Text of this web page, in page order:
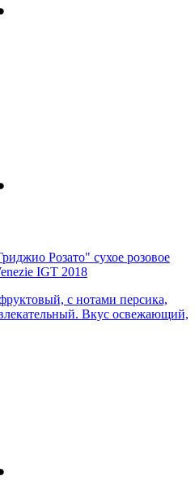
Розато" сухое розовое
IGT 2018
с нотами персика,
Вкус освежающий,